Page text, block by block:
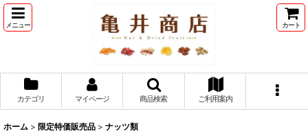
メニュー カート
カテゴリ マイページ 商品検索 ご利用案内
ホーム > 限定特価販売品 > ナッツ類